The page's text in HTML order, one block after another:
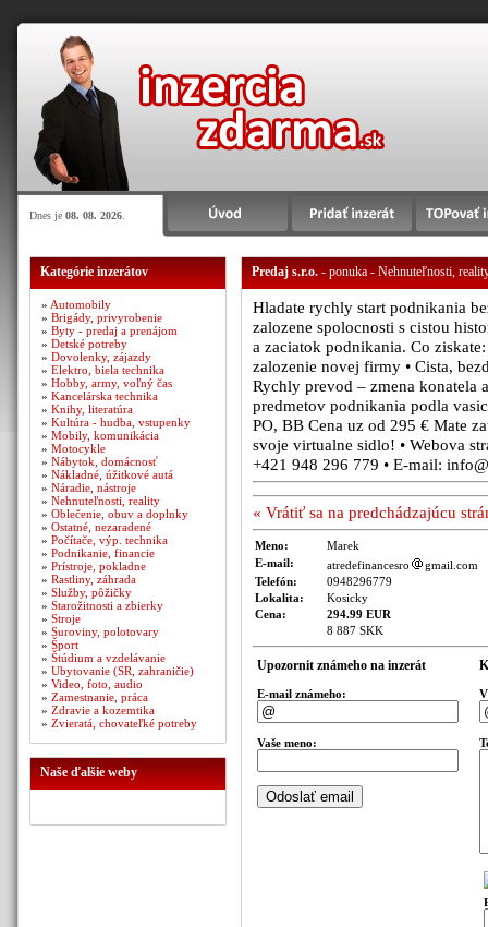
Dnes je 08. 08. 2026
Kategórie inzerátov
» Automobily
» Brigády, privyrobenie
» Byty - predaj a prenájom
» Detské potreby
» Dovolenky, zájazdy
» Elektro, biela technika
» Hobby, army, voľný čas
» Kancelárska technika
» Knihy, literatúra
» Kultúra - hudba, vstupenky
» Mobily, komunikácia
» Motocykle
» Nábytok, domácnosť
» Nákladné, úžitkové autá
» Náradie, nástroje
» Nehnuteľnosti, reality
» Oblečenie, obuv a doplnky
» Ostatné, nezaradené
» Počítače, výp. technika
» Podnikanie, financie
» Prístroje, pokladne
» Rastliny, záhrada
» Služby, pôžičky
» Starožitnosti a zbierky
» Stroje
» Suroviny, polotovary
» Šport
» Štúdium a vzdelávanie
» Ubytovanie (SR, zahraničie)
» Video, foto, audio
» Zamestnanie, práca
» Zdravie a kozemtika
» Zvieratá, chovateľké potreby
Naše ďalšie weby
Predaj s.r.o.- ponuka - Nehnuteľnosti,
Hladate rychly start podnikania
zalozene spolocnosti s cistou
a zaciatok podnikania. Co
zalozenie novej firmy • Cista,
Rychly prevod – zmena konatela
predmetov podnikania podla
PO, BB Cena uz od 295 € Mate
svoje virtualne sidlo! • Webova
+421 948 296 779 • E-mail:
« Vrátiť sa na predchádzajúcu
Meno:
Marek
E-mail:
atredefinancesro
gmail.com
Telefón:
0948296779
Lokalita:
Kosicky
Cena:
294.99 EUR
8 887 SKK
Upozornit známeho na inzerát
E-mail známeho:
Vaše meno: